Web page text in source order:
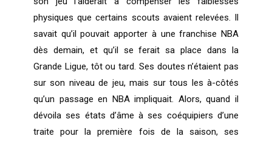
physiques que certains scouts avaient relevées. Il
savait qu’il pouvait apporter à une franchise NBA
dès demain, et qu’il se ferait sa place dans la
Grande Ligue, tôt ou tard. Ses doutes n’étaient pas
sur son niveau de jeu, mais sur tous les à-côtés
qu’un passage en NBA impliquait. Alors, quand il
dévoila ses états d’âme à ses coéquipiers d’une
traite pour la première fois de la saison, ses